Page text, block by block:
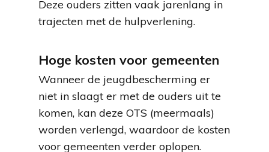
Deze ouders zitten vaak jarenlang in
trajecten met de hulpverlening.
Hoge kosten voor gemeenten
Wanneer de jeugdbescherming er
niet in slaagt er met de ouders uit te
komen, kan deze OTS (meermaals)
worden verlengd, waardoor de kosten
voor gemeenten verder oplopen.